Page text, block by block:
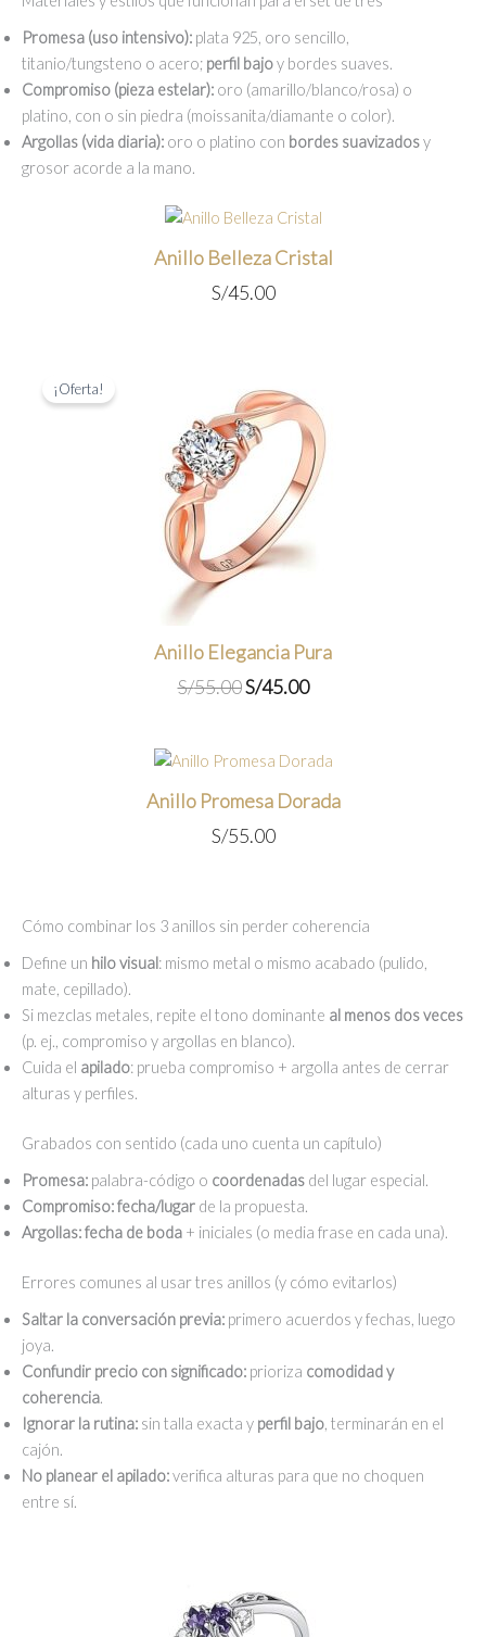
Promesa (uso intensivo): plata 925, oro sencillo,
titanio/tungsteno o acero; perfil bajoy bordes suaves.
Compromiso (pieza estelar): oro (amarillo/blanco/rosa) o
platino, con o sin piedra (moissanita/diamante o color).
Argollas (vida diaria): oro o platino con bordes suavizadosy
grosor acorde a la mano.
Anillo Belleza Cristal
S/45.00
¡Oferta!
Anillo Elegancia Pura
S/55.00El
era:
S/45.00El
es:
Anillo Promesa Dorada
S/55.00
Cómo combinar los 3 anillos sin perder coherencia
Define un hilo visual: mismo metal o mismo acabado (pulido,
mate, cepillado).
Si mezclas metales, repite el tono dominante al menos dos veces
(p. ej., compromiso y argollas en blanco).
Cuida el apilado: prueba compromiso + argolla antes de cerrar
alturas y perfiles.
Grabados con sentido (cada uno cuenta un capítulo)
Promesa: palabra-código o coordenadas del lugar especial.
Compromiso:fecha/lugar de la propuesta.
Argollas:fecha de boda + iniciales (o media frase en cada una).
Errores comunes al usar tres anillos (y cómo evitarlos)
Saltar la conversación previa: primero acuerdos y fechas, luego
joya.
Confundir precio con significado: prioriza comodidad y
coherencia.
Ignorar la rutina: sin talla exacta y perfil bajo, terminarán en el
cajón.
No planear el apilado:verifica alturas para que no choquen
entre sí.